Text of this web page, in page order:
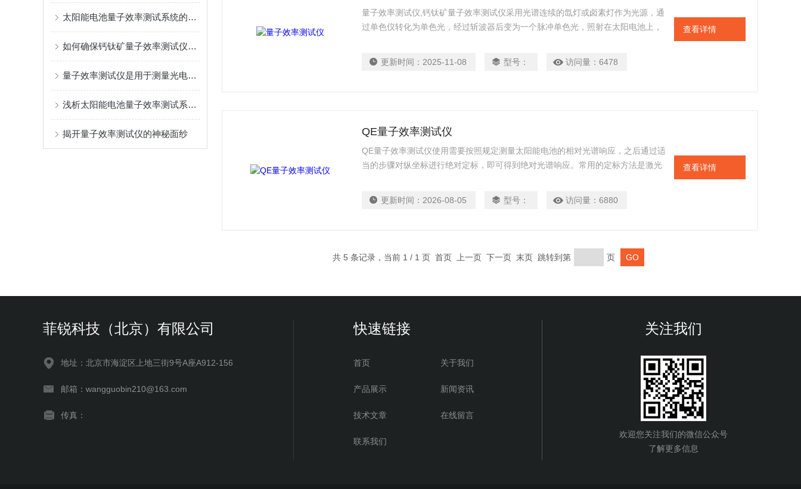
太阳能电池量子效率测试系统的结构与原理：光谱如何转化为判据?
如何确保钙钛矿量子效率测试仪测量结果的准确性？
量子效率测试仪是用于测量光电转换器件性能的仪器
浅析太阳能电池量子效率测试系统的主要组成部分
揭开量子效率测试仪的神秘面纱
量子效率测试仪,钙钛矿量子效率测试仪采用光谱连续的氙灯或卤素灯作为光源，通
过单色仪转化为单色光，经过斩波器后变为一个脉冲单色光，照射在太阳电池上，
更新时间： 2025-11-08 型号： 访问量：6478
查看详情
QE量子效率测试仪
QE量子效率测试仪使用需要按照规定测量太阳能电池的相对光谱响应，之后通过适
当的步骤对纵坐标进行绝对定标，即可得到绝对光谱响应。常用的定标方法是激光
更新时间： 2026-08-05 型号： 访问量：6880
查看详情
共 5 条记录，当前 1 / 1 页 首页 上一页 下一页 末页 跳转到第 页
菲锐科技（北京）有限公司
地址：北京市海淀区上地三街9号A座A912-156
邮箱：wangguobin210@163.com
传真：
快速链接
首页 关于我们
产品展示 新闻资讯
技术文章 在线留言
联系我们
关注我们
欢迎您关注我们的微信公众号
了解更多信息